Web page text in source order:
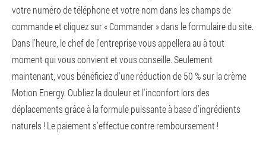
votre numéro de téléphone et votre nom dans les champs de
commande et cliquez sur « Commander » dans le formulaire du site.
Dans l'heure, le chef de l'entreprise vous appellera au à tout
moment qui vous convient et vous conseille. Seulement
maintenant, vous bénéficiez d'une réduction de 50 % sur la crème
Motion Energy. Oubliez la douleur et l'inconfort lors des
déplacements grâce à la formule puissante à base d'ingrédients
naturels ! Le paiement s'effectue contre remboursement !